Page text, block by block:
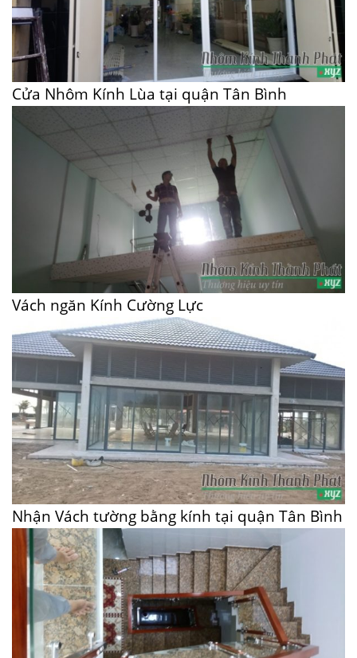
Cửa Nhôm Kính Lùa tại quận Tân Bình
Vách ngăn Kính Cường Lực
Nhận Vách tường bằng kính tại quận Tân Bình